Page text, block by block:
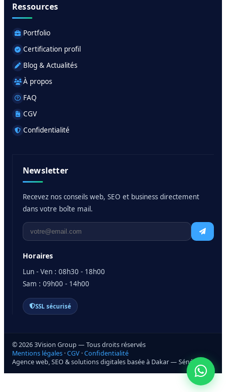
Ressources
Portfolio
Certification profil
Blog & Actualités
À propos
FAQ
CGV
Confidentialité
Newsletter
Recevez nos conseils web, SEO et business directement
dans votre boîte mail.
Horaires
Lun - Ven : 08h30 - 18h00
Sam : 09h00 - 14h00
SSL sécurisé
© 2026 3Vision Group — Tous droits réservés
Mentions légales ·CGV ·Confidentialité
Agence web, SEO & solutions digitales basée à Dakar — Sénégal